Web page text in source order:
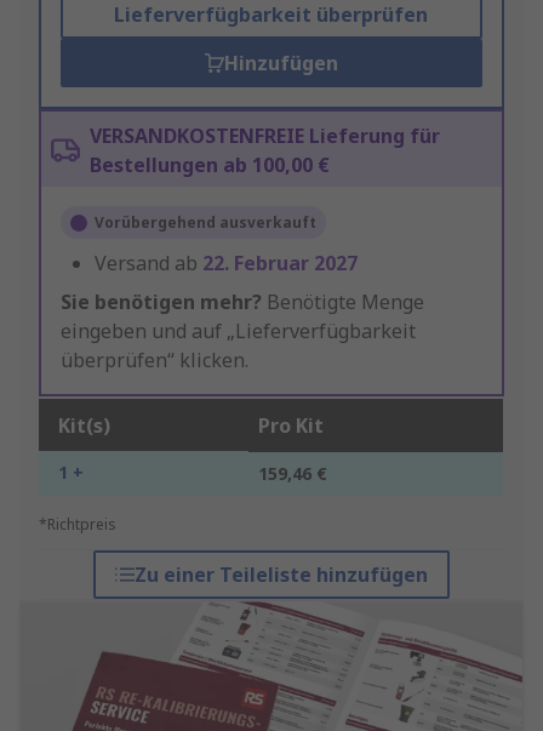
Lieferverfügbarkeit überprüfen
Hinzufügen
VERSANDKOSTENFREIE Lieferung für
Bestellungen ab 100,00 €
Vorübergehend ausverkauft
Versand ab 22. Februar 2027
Sie benötigen mehr? Benötigte Menge
eingeben und auf „Lieferverfügbarkeit
überprüfen“ klicken.
Kit(s) Pro Kit
1 + 159,46 €
*Richtpreis
Zu einer Teileliste hinzufügen